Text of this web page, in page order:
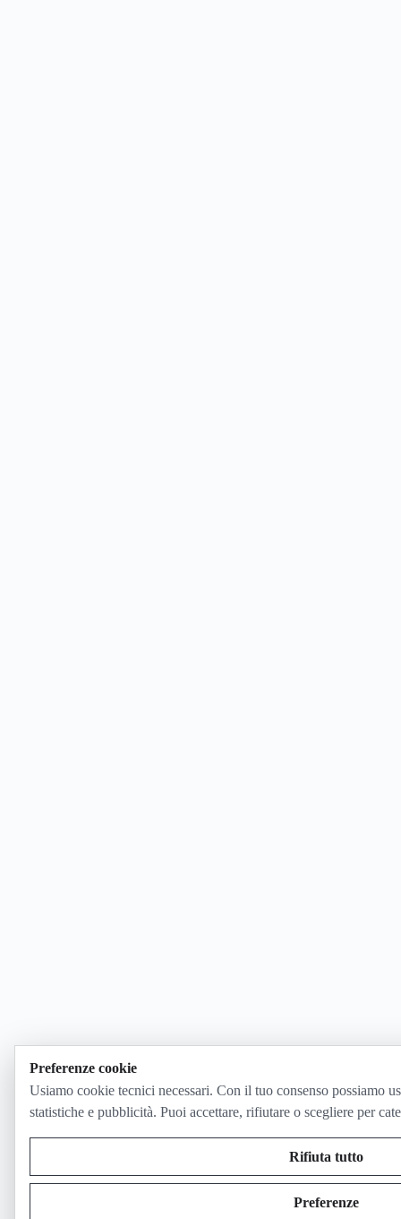
Preferenze cookie
Usiamo cookie tecnici necessari. Con il tuo consenso possiamo
statistiche e pubblicità. Puoi accettare, rifiutare o scegliere per
Rifiuta tutto
Preferenze